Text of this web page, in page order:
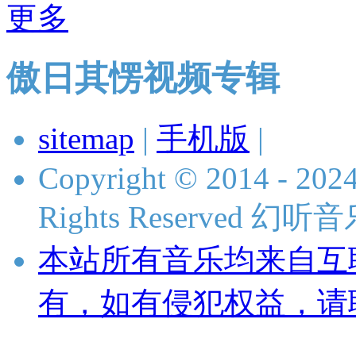
更多
傲日其愣视频专辑
sitemap | 手机版 |
Copyright © 2014 -
Rights Reserved 幻听
本站所有音乐均来自
有，如有侵犯权益，